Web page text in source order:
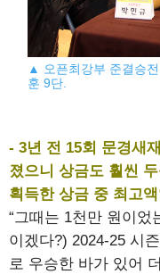
▲ 오픈최강부 준결승
훈 9단.
- 3년 전 15회 문경새
졌으니 상금도 훨씬
획득한 상금 중 최고
“그때는 1천만 원이었
이겠다?) 2024-25 시
로 우승한 바가 있어